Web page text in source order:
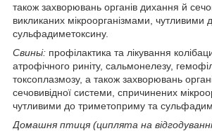
також захворювань органів дихання й
викликаних мікроорганізмами, чутливими
сульфадиметоксину.
Свиньі: профілактика та лікування
атрофічного риніту, сальмонелезу,
токсоплазмозу, а також захворювань
сечовивідної системи, спричинених
чутливими до триметоприму та
Домашня птиця (циплята на